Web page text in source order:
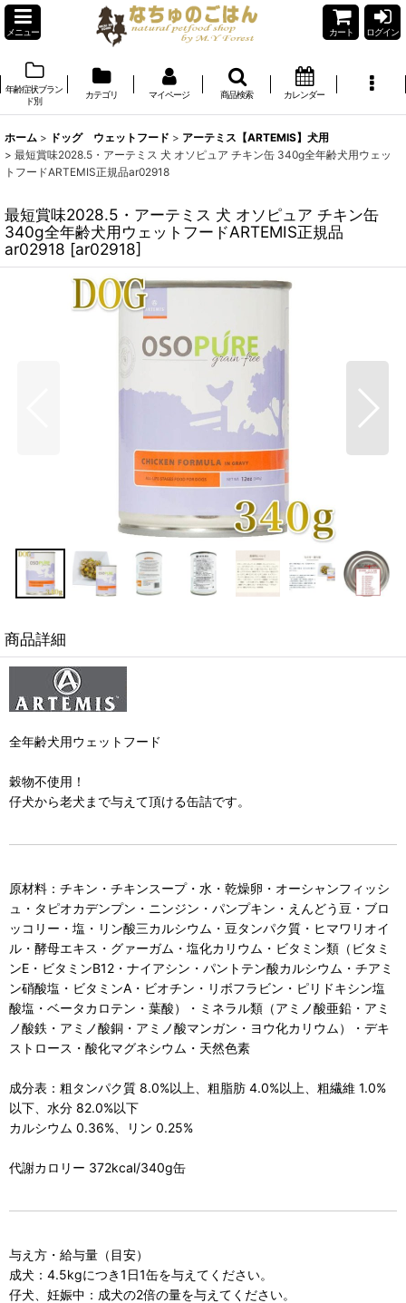
メニュー カート ログイン
年齢症状ブラン
ド別
カテゴリ マイページ 商品検索 カレンダー
ホーム > ドッグ ウェットフード > アーテミス【ARTEMIS】犬用
> 最短賞味2028.5・アーテミス 犬 オソピュア チキン缶 340g全年齢犬用ウェッ
トフードARTEMIS正規品ar02918
最短賞味2028.5・アーテミス 犬 オソピュア チキン缶
340g全年齢犬用ウェットフードARTEMIS正規品
ar02918 [ar02918]
商品詳細
全年齢犬用ウェットフード
穀物不使用！
仔犬から老犬まで与えて頂ける缶詰です。
原材料：チキン・チキンスープ・水・乾燥卵・オーシャンフィッシ
ュ・タピオカデンプン・ニンジン・パンプキン・えんどう豆・ブロ
ッコリー・塩・リン酸三カルシウム・豆タンパク質・ヒマワリオイ
ル・酵母エキス・グァーガム・塩化カリウム・ビタミン類（ビタミ
ンE・ビタミンB12・ナイアシン・パントテン酸カルシウム・チアミ
ン硝酸塩・ビタミンA・ビオチン・リボフラビン・ピリドキシン塩
酸塩・ベータカロテン・葉酸）・ミネラル類（アミノ酸亜鉛・アミ
ノ酸鉄・アミノ酸銅・アミノ酸マンガン・ヨウ化カリウム）・デキ
ストロース・酸化マグネシウム・天然色素
成分表：粗タンパク質 8.0%以上、粗脂肪 4.0%以上、粗繊維 1.0%
以下、水分 82.0%以下
カルシウム 0.36%、リン 0.25%
代謝カロリー 372kcal/340g缶
与え方・給与量（目安）
成犬：4.5kgにつき1日1缶を与えてください。
仔犬、妊娠中：成犬の2倍の量を与えてください。